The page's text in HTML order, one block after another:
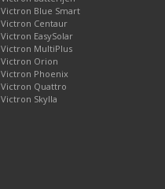
Victron Blue Smart
Victron Centaur
Victron EasySolar
Victron MultiPlus
Victron Orion
Victron Phoenix
Victron Quattro
Victron Skylla